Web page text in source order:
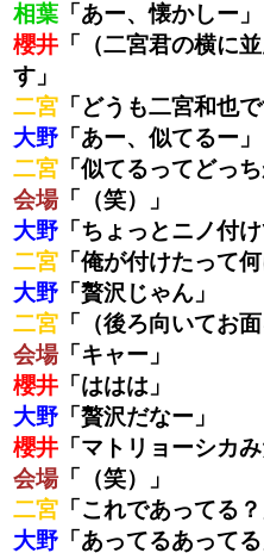
相葉 「あー、懐かしー」
櫻井 「（二宮君の横に
す」
二宮 「どうも二宮和也で
大野 「あー、似てるー」
二宮 「似てるってどっ
会場「（笑）」
大野 「ちょっとニノ付け
二宮 「俺が付けたって
大野 「贅沢じゃん」
二宮 「（後ろ向いてお
会場「キャー」
櫻井 「ははは」
大野 「贅沢だなー」
櫻井 「マトリョーシカみ
会場「（笑）」
二宮 「これであってる？
大野 「あってるあってる